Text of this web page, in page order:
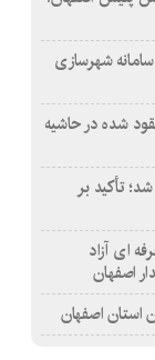
شهرسازی
شده در حاشیه
تأکید بر
ای آزاد
اصفهان
استان اصفهان